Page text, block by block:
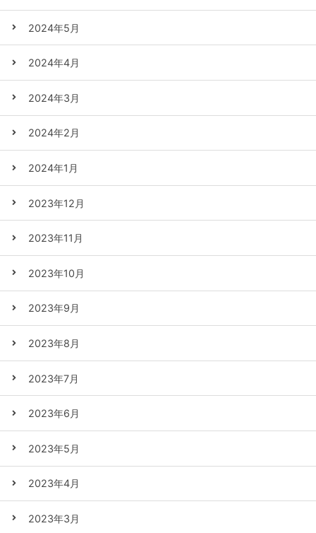
2024年5月
2024年4月
2024年3月
2024年2月
2024年1月
2023年12月
2023年11月
2023年10月
2023年9月
2023年8月
2023年7月
2023年6月
2023年5月
2023年4月
2023年3月